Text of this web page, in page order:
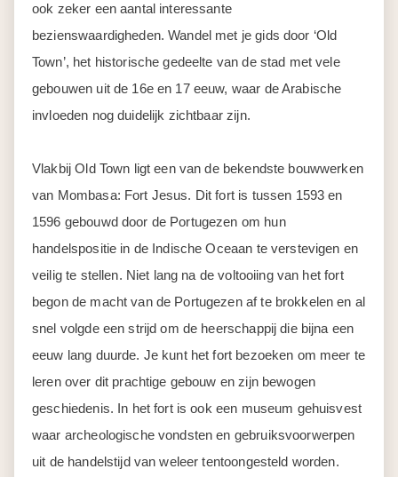
ook zeker een aantal interessante
bezienswaardigheden. Wandel met je gids door ‘Old
Town’, het historische gedeelte van de stad met vele
gebouwen uit de 16e en 17 eeuw, waar de Arabische
invloeden nog duidelijk zichtbaar zijn.
Vlakbij Old Town ligt een van de bekendste bouwwerken
van Mombasa: Fort Jesus. Dit fort is tussen 1593 en
1596 gebouwd door de Portugezen om hun
handelspositie in de Indische Oceaan te verstevigen en
veilig te stellen. Niet lang na de voltooiing van het fort
begon de macht van de Portugezen af te brokkelen en al
snel volgde een strijd om de heerschappij die bijna een
eeuw lang duurde. Je kunt het fort bezoeken om meer te
leren over dit prachtige gebouw en zijn bewogen
geschiedenis. In het fort is ook een museum gehuisvest
waar archeologische vondsten en gebruiksvoorwerpen
uit de handelstijd van weleer tentoongesteld worden.